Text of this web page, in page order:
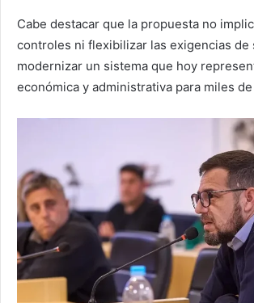
Cabe destacar que la propuesta no
controles ni flexibilizar las exigencias de
modernizar un sistema que hoy
económica y administrativa para miles